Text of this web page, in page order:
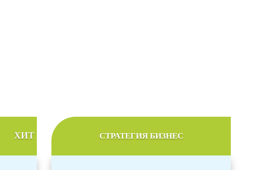
ХИТ СТРАТЕГИЯ БИЗНЕС